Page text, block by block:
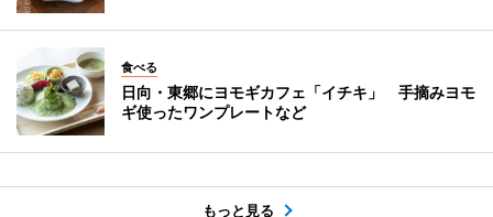
食べる
日向・東郷にヨモギカフェ「イチキ」 手摘みヨモ
ギ使ったワンプレートなど
もっと見る